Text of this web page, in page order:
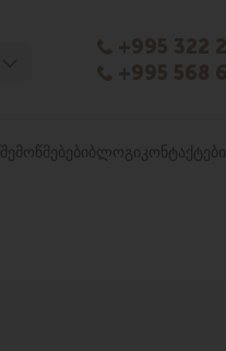
ᲨᲔᲛᲝᲬᲛᲔᲑᲔᲑᲘᲑᲚᲝᲒᲘᲙᲝᲜᲢᲐᲥᲢᲔᲑᲘ